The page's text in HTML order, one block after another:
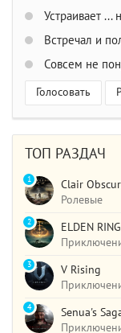
Устраивает ...
Встречал и
Совсем не
Голосовать
ТОП РАЗДАЧ
Clair
Ролевые
1
ELDEN
2
V Rising
3
Senua's
4